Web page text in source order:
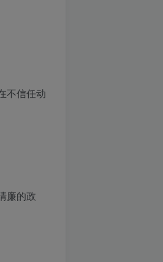
不信任动
廉的政